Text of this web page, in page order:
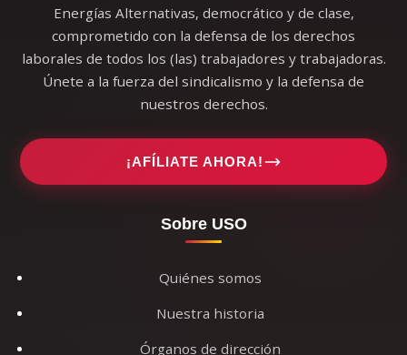
Energías Alternativas, democrático y de clase,
comprometido con la defensa de los derechos
laborales de todos los (las) trabajadores y trabajadoras.
Únete a la fuerza del sindicalismo y la defensa de
nuestros derechos.
¡AFÍLIATE AHORA!
Sobre USO
Quiénes somos
Nuestra historia
Órganos de dirección